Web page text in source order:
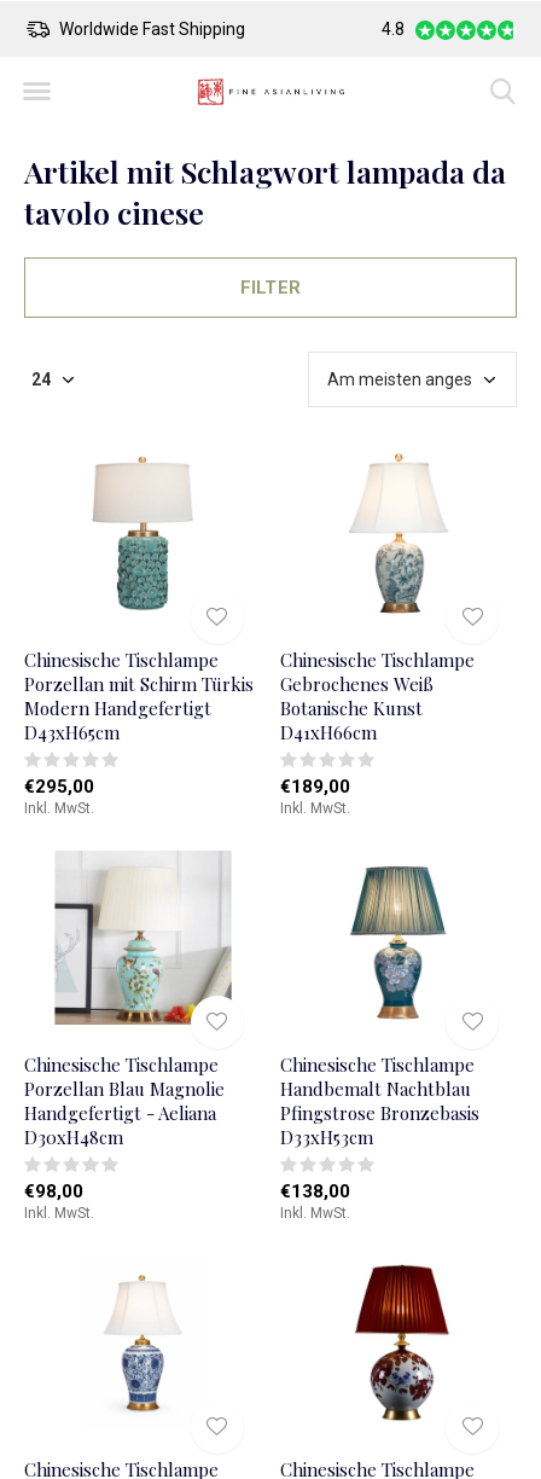
Safe Payment Largest Collection
4.8
Artikel mit Schlagwort lampada da
tavolo cinese
FILTER
Chinesische Tischlampe
Porzellan mit Schirm Türkis
Modern Handgefertigt
D43xH65cm
€295,00
Inkl. MwSt.
Chinesische Tischlampe
Gebrochenes Weiß
Botanische Kunst
D41xH66cm
€189,00
Inkl. MwSt.
Chinesische Tischlampe
Porzellan Blau Magnolie
Handgefertigt - Aeliana
D30xH48cm
€98,00
Inkl. MwSt.
Chinesische Tischlampe
Handbemalt Nachtblau
Pfingstrose Bronzebasis
D33xH53cm
€138,00
Inkl. MwSt.
Chinesische Tischlampe
Chinesische Tischlampe